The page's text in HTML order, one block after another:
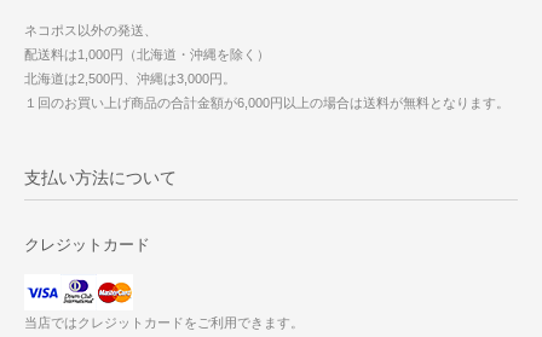
ネコポス以外の発送、
配送料は1,000円（北海道・沖縄を除く）
北海道は2,500円、沖縄は3,000円。
１回のお買い上げ商品の合計金額が6,000円以上の場合は送料が無料となります。
支払い方法について
クレジットカード
当店ではクレジットカードをご利用できます。